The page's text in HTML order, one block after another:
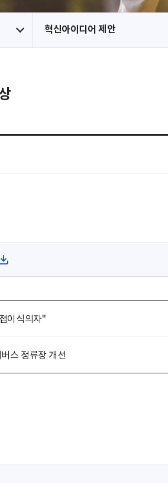
혁신아이디어 제안
이식의자"
스 정류장 개선